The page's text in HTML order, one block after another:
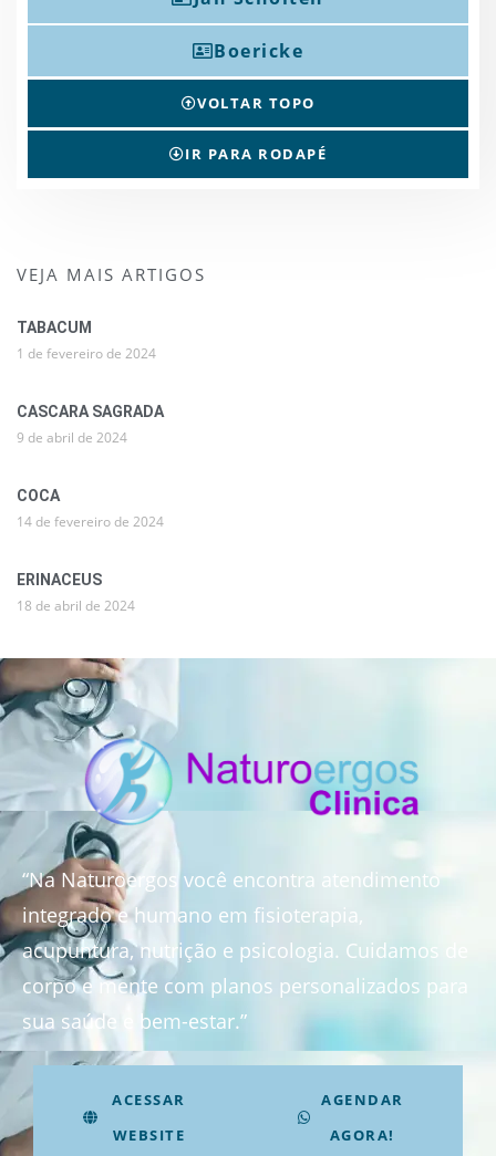
Boericke
VOLTAR TOPO
IR PARA RODAPÉ
VEJA MAIS ARTIGOS
TABACUM
1 de fevereiro de 2024
CASCARA SAGRADA
9 de abril de 2024
COCA
14 de fevereiro de 2024
ERINACEUS
18 de abril de 2024
“Na Naturoergos você encontra atendimento
integrado e humano em fisioterapia,
acupuntura, nutrição e psicologia. Cuidamos de
corpo e mente com planos personalizados para
sua saúde e bem-estar.”
ACESSAR
WEBSITE
AGENDAR
AGORA!